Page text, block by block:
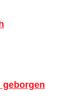
geborgen